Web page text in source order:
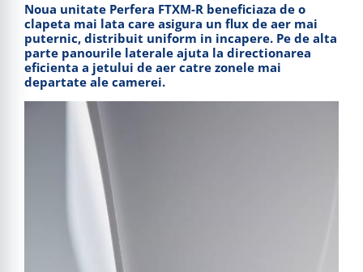
Noua unitate Perfera FTXM-R beneficiaza de o
clapeta mai lata care asigura un flux de aer mai
puternic, distribuit uniform in incapere. Pe de alta
parte panourile laterale ajuta la directionarea
eficienta a jetului de aer catre zonele mai
departate ale camerei.